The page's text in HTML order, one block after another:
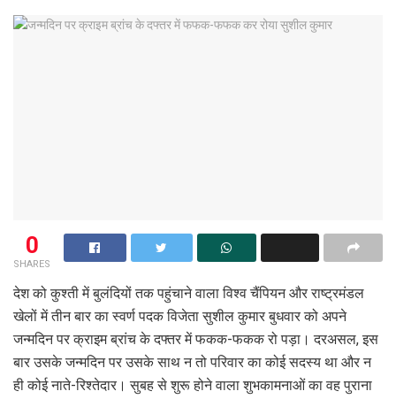
0
SHARES
देश को कुश्ती में बुलंदियों तक पहुंचाने वाला विश्व चैंपियन और राष्ट्रमंडल
खेलों में तीन बार का स्वर्ण पदक विजेता सुशील कुमार बुधवार को अपने
जन्मदिन पर क्राइम ब्रांच के दफ्तर में फकक-फकक रो पड़ा। दरअसल, इस
बार उसके जन्मदिन पर उसके साथ न तो परिवार का कोई सदस्य था और न
ही कोई नाते-रिश्तेदार। सुबह से शुरू होने वाला शुभकामनाओं का वह पुराना